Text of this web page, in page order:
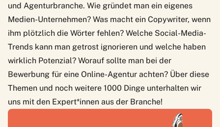
und Agenturbranche. Wie gründet man ein eigenes
Medien-Unternehmen? Was macht ein Copywriter, wenn
ihm plötzlich die Wörter fehlen? Welche Social-Media-
Trends kann man getrost ignorieren und welche haben
wirklich Potenzial? Worauf sollte man bei der
Bewerbung für eine Online-Agentur achten? Über diese
Themen und noch weitere 1000 Dinge unterhalten wir
uns mit den Expert*innen aus der Branche!